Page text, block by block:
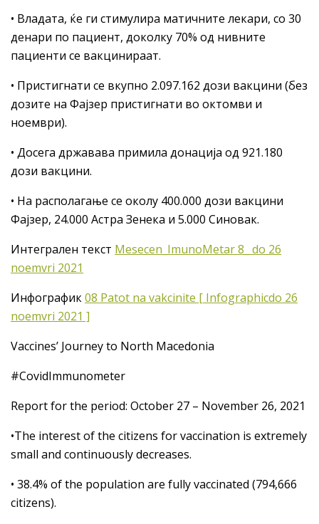
• Владата, ќе ги стимулира матичните лекари, со 30
денари по пациент, доколку 70% од нивните
пациенти се вакцинираат.
• Пристигнати се вкупно 2.097.162 дози вакцини (без
дозите на Фајзер пристигнати во октомви и
ноември).
• Досега државава примила донација од 921.180
дози вакцини.
• На располагање се околу 400.000 дози вакцини
Фајзер, 24.000 Астра Зенека и 5.000 Синовак.
Интегрален текст Mesecen_ImunoMetar 8_ do 26
noemvri 2021
Инфографик08 Patot na vakcinite [ Infographicdo 26
noemvri 2021 ]
Vaccines’ Journey to North Macedonia
#CovidImmunometer
Report for the period: October 27 – November 26, 2021
•The interest of the citizens for vaccination is extremely
small and continuously decreases.
• 38.4% of the population are fully vaccinated (794,666
citizens).